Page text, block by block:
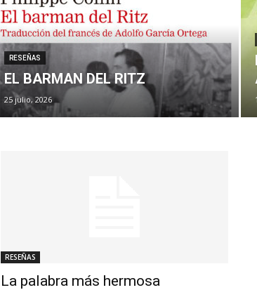
RESEÑAS
EL BARMAN DEL RITZ
25 julio, 2026
RESEÑAS
La palabra más hermosa